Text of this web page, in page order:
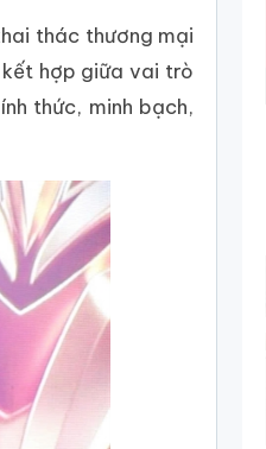
thác thương mại
hợp giữa vai trò
thức, minh bạch,